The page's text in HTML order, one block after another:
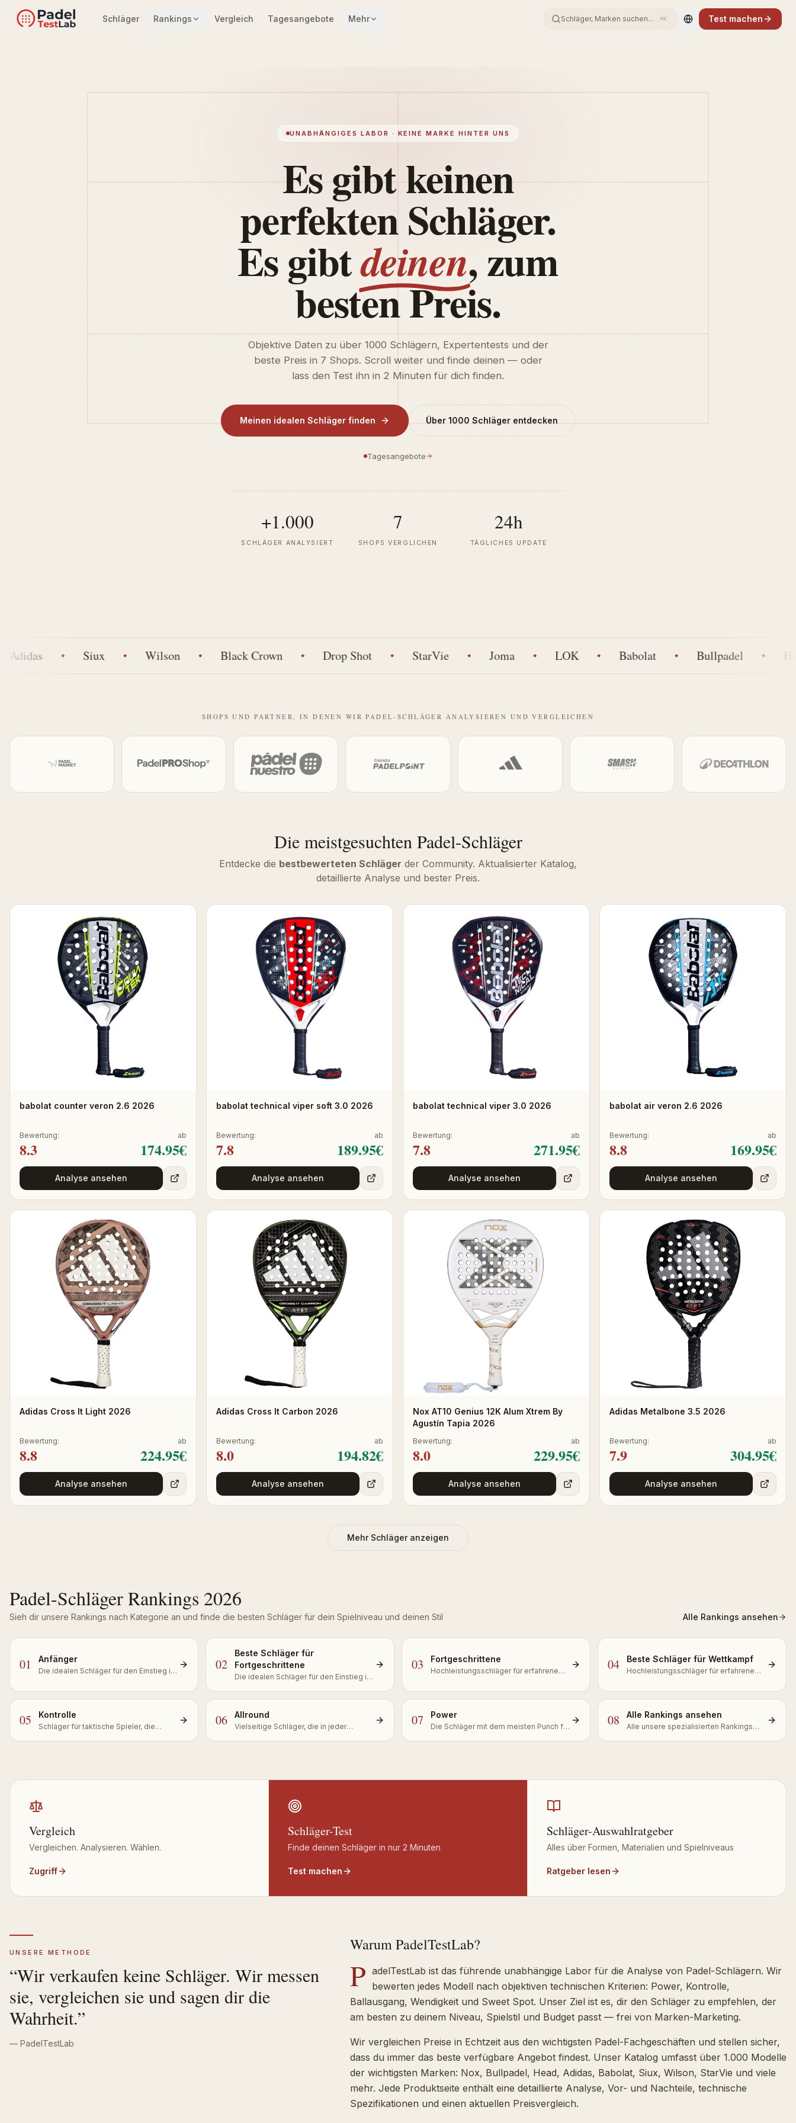
Schläger Rankings Vergleich Tagesangebote Mehr Schläger, Marken suchen… ⌘K Change language
Test machen
UNABHÄNGIGES LABOR · KEINE MARKE HINTER UNS
Es gibt keinen
perfekten Schläger.
Es gibtdeinen, zum
besten Preis.
Objektive Daten zu über 1000 Schlägern, Expertentests und der
beste Preis in 7 Shops. Scroll weiter und finde deinen — oder
lass den Test ihn in 2 Minuten für dich finden.
Meinen idealen Schläger finden Über 1000 Schläger entdecken
Tagesangebote
+1.000
SCHLÄGER ANALYSIERT
7
SHOPS VERGLICHEN
24h
TÄGLICHES UPDATE
Siux Wilson Black Crown Drop Shot StarVie Joma LOK Babolat Bullpadel Head
SHOPS UND PARTNER, IN DENEN WIR PADEL-SCHLÄGER ANALYSIEREN UND VERGLEICHEN
Die meistgesuchten Padel-Schläger
Entdecke die bestbewerteten Schläger der Community. Aktualisierter Katalog,
detaillierte Analyse und bester Preis.
babolat counter veron 2.6 2026
Bewertung:
8.3
ab
174.95€
Analyse ansehen
babolat technical viper soft 3.0 2026
Bewertung:
7.8
ab
189.95€
Analyse ansehen
babolat technical viper 3.0 2026
Bewertung:
7.8
ab
271.95€
Analyse ansehen
babolat air veron 2.6 2026
Bewertung:
8.8
ab
169.95€
Analyse ansehen
Adidas Cross It Light 2026
Bewertung:
8.8
ab
224.95€
Analyse ansehen
Adidas Cross It Carbon 2026
Bewertung:
8.0
ab
194.82€
Analyse ansehen
Nox AT10 Genius 12K Alum Xtrem By
Agustín Tapia 2026
Bewertung:
8.0
ab
229.95€
Analyse ansehen
Adidas Metalbone 3.5 2026
Bewertung:
7.9
ab
304.95€
Analyse ansehen
Mehr Schläger anzeigen
Padel-Schläger Rankings 2026
Sieh dir unsere Rankings nach Kategorie an und finde die besten Schläger für dein Spielniveau und deinen Stil Alle Rankings ansehen
01 Anfänger
Die idealen Schläger für den Einstieg ins
Kontrolle
02
Beste Schläger für
Fortgeschrittene
Die idealen Schläger für den Einstieg ins
03 Fortgeschrittene
Hochleistungsschläger für erfahrene
04 Beste Schläger für Wettkampf
Hochleistungsschläger für erfahrene
05 Kontrolle
Schläger für taktische Spieler, die
06 Allround
Vielseitige Schläger, die in jeder
07 Power
Die Schläger mit dem meisten Punch für
08 Alle Rankings ansehen
Alle unsere spezialisierten Rankings
Vergleich
Vergleichen. Analysieren. Wählen.
Zugriff
Schläger-Test
Finde deinen Schläger in nur 2 Minuten
Test machen
Schläger-Auswahlratgeber
Alles über Formen, Materialien und Spielniveaus
Ratgeber lesen
UNSERE METHODE
“Wir verkaufen keine Schläger. Wir messen
sie, vergleichen sie und sagen dir die
Wahrheit.”
— PadelTestLab
Warum PadelTestLab?
P adelTestLab ist das führende unabhängige Labor für die Analyse von Padel-Schlägern. Wir
bewerten jedes Modell nach objektiven technischen Kriterien: Power, Kontrolle,
Ballausgang, Wendigkeit und Sweet Spot. Unser Ziel ist es, dir den Schläger zu empfehlen, der
am besten zu deinem Niveau, Spielstil und Budget passt — frei von Marken-Marketing.
Wir vergleichen Preise in Echtzeit aus den wichtigsten Padel-Fachgeschäften und stellen sicher,
dass du immer das beste verfügbare Angebot findest. Unser Katalog umfasst über 1.000 Modelle
der wichtigsten Marken: Nox, Bullpadel, Head, Adidas, Babolat, Siux, Wilson, StarVie und viele
mehr. Jede Produktseite enthält eine detaillierte Analyse, Vor- und Nachteile, technische
Spezifikationen und einen aktuellen Preisvergleich.